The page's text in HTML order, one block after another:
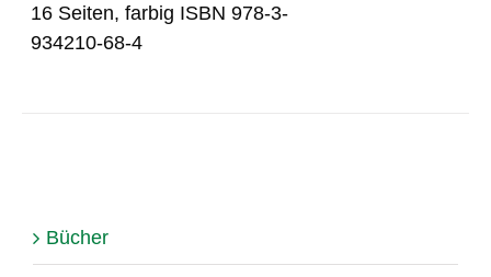
16 Seiten, farbig ISBN 978-3-
934210-68-4
Bücher